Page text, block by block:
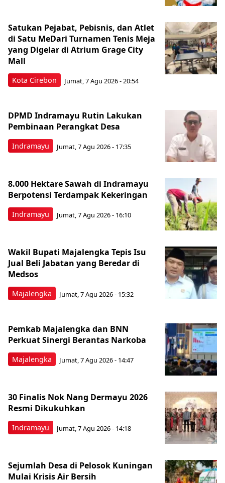
Kota Cirebon
Satukan Pejabat, Pebisnis, dan Atlet
di Satu MeDari Turnamen Tenis Meja
yang Digelar di Atrium Grage City
Mall
Jumat, 7 Agu 2026 - 20:54
Indramayu
DPMD Indramayu Rutin Lakukan
Pembinaan Perangkat Desa
Jumat, 7 Agu 2026 - 17:35
Indramayu
8.000 Hektare Sawah di Indramayu
Berpotensi Terdampak Kekeringan
Jumat, 7 Agu 2026 - 16:10
Majalengka
Wakil Bupati Majalengka Tepis Isu
Jual Beli Jabatan yang Beredar di
Medsos
Jumat, 7 Agu 2026 - 15:32
Majalengka
Pemkab Majalengka dan BNN
Perkuat Sinergi Berantas Narkoba
Jumat, 7 Agu 2026 - 14:47
Indramayu
30 Finalis Nok Nang Dermayu 2026
Resmi Dikukuhkan
Jumat, 7 Agu 2026 - 14:18
Sejumlah Desa di Pelosok Kuningan
Mulai Krisis Air Bersih